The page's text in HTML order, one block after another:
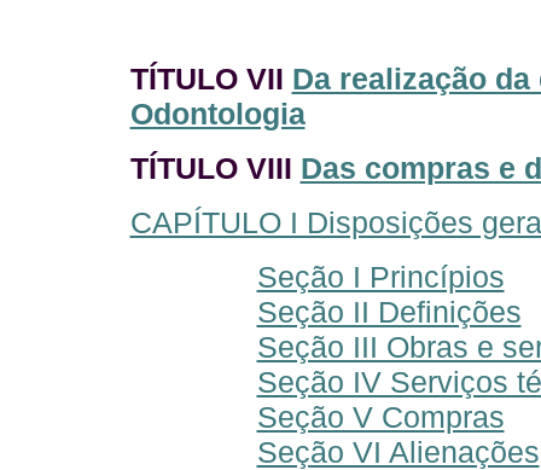
TÍTULO VII Da realização
Odontologia
TÍTULO VIII Das compras e
CAPÍTULO I Disposições
Seção I Princípios
Seção II Definições
Seção III Obras e
Seção IV Serviços
Seção V Compras
Seção VI Alienações